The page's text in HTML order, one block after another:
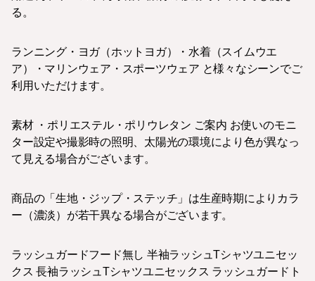
る。
ランニング・ヨガ（ホットヨガ）・水着（スイムウエ
ア）・マリンウェア・スポーツウェア と様々なシーンでご
利用いただけます。
素材 ・ポリエステル・ポリウレタン ご案内 お使いのモニ
ター設定や撮影時の照明、太陽光の環境により色が異なっ
て見える場合がございます。
商品の「生地・ジップ・ステッチ」は生産時期によりカラ
ー（濃淡）が若干異なる場合がございます。
ラッシュガードフード無し 半袖ラッシュTシャツユニセッ
クス 長袖ラッシュTシャツユニセックス ラッシュガードト